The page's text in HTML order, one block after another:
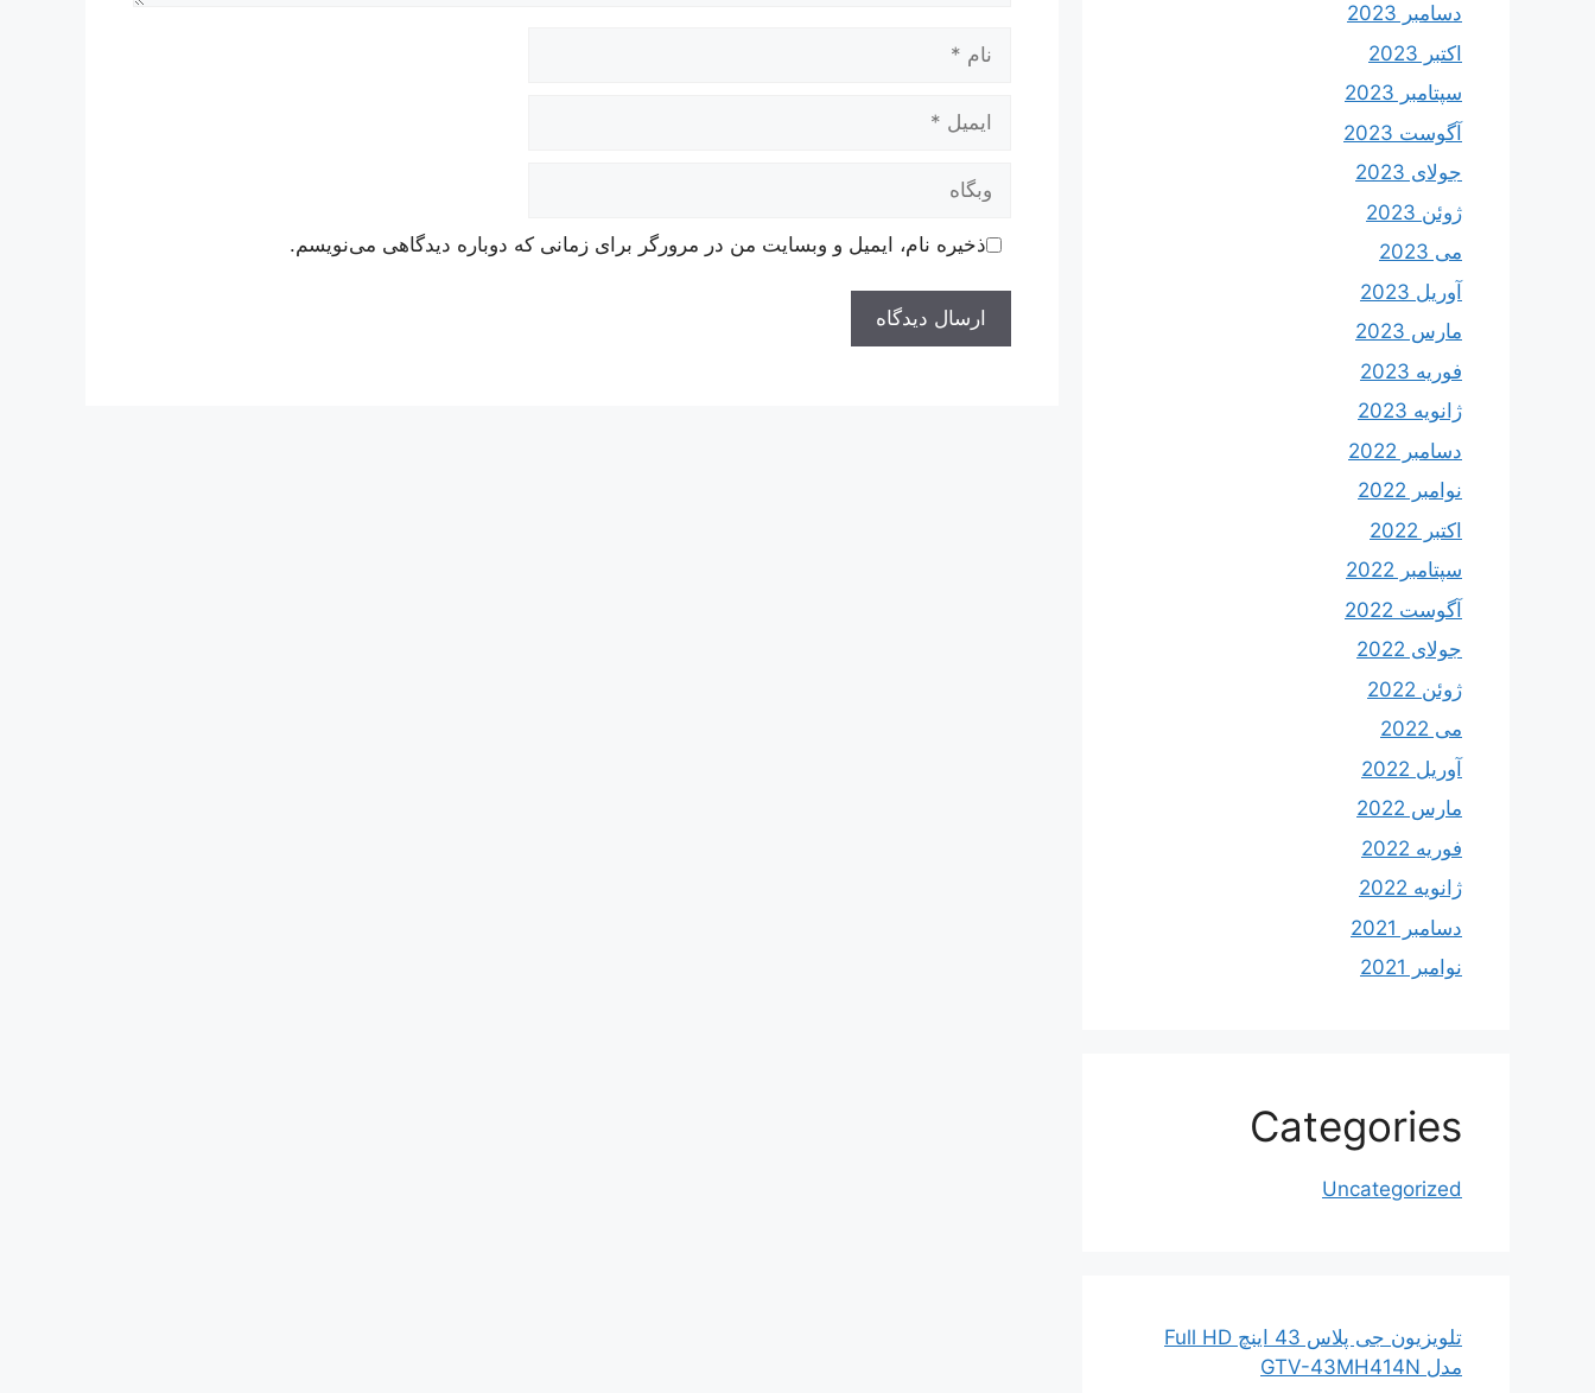
ایمیل
وبگاه
ذخیره نام، ایمیل و وبسایت من در مرورگر برای زمانی که دوباره دیدگاهی می‌نویسم.
دسامبر 2023
اکتبر 2023
سپتامبر 2023
آگوست 2023
جولای 2023
ژوئن 2023
می 2023
آوریل 2023
مارس 2023
فوریه 2023
ژانویه 2023
دسامبر 2022
نوامبر 2022
اکتبر 2022
سپتامبر 2022
آگوست 2022
جولای 2022
ژوئن 2022
می 2022
آوریل 2022
مارس 2022
فوریه 2022
ژانویه 2022
دسامبر 2021
نوامبر 2021
Categories
Uncategorized
تلویزیون جی پلاس 43 اینچ Full HD
مدل GTV-43MH414N